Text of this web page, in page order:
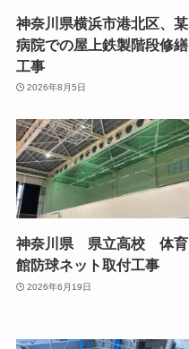
神奈川県横浜市港北区、某
病院での屋上鉄製階段修繕
工事
2026年8月5日
神奈川県 県立高校 体育
館防球ネット取付工事
2026年6月19日